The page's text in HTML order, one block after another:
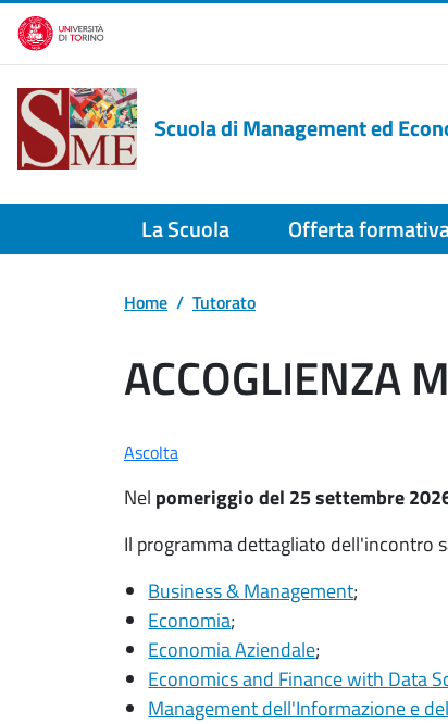
Salta al contenuto principale
Scuola di Management ed
La Scuola Offerta
Home Tutorato
ACCOGLIENZA
Ascolta
Nel pomeriggio del 25 settembre
Il programma dettagliato dell'incontro
Business & Management;
Economia;
Economia Aziendale;
Economics and Finance with Data
Management dell'Informazione e